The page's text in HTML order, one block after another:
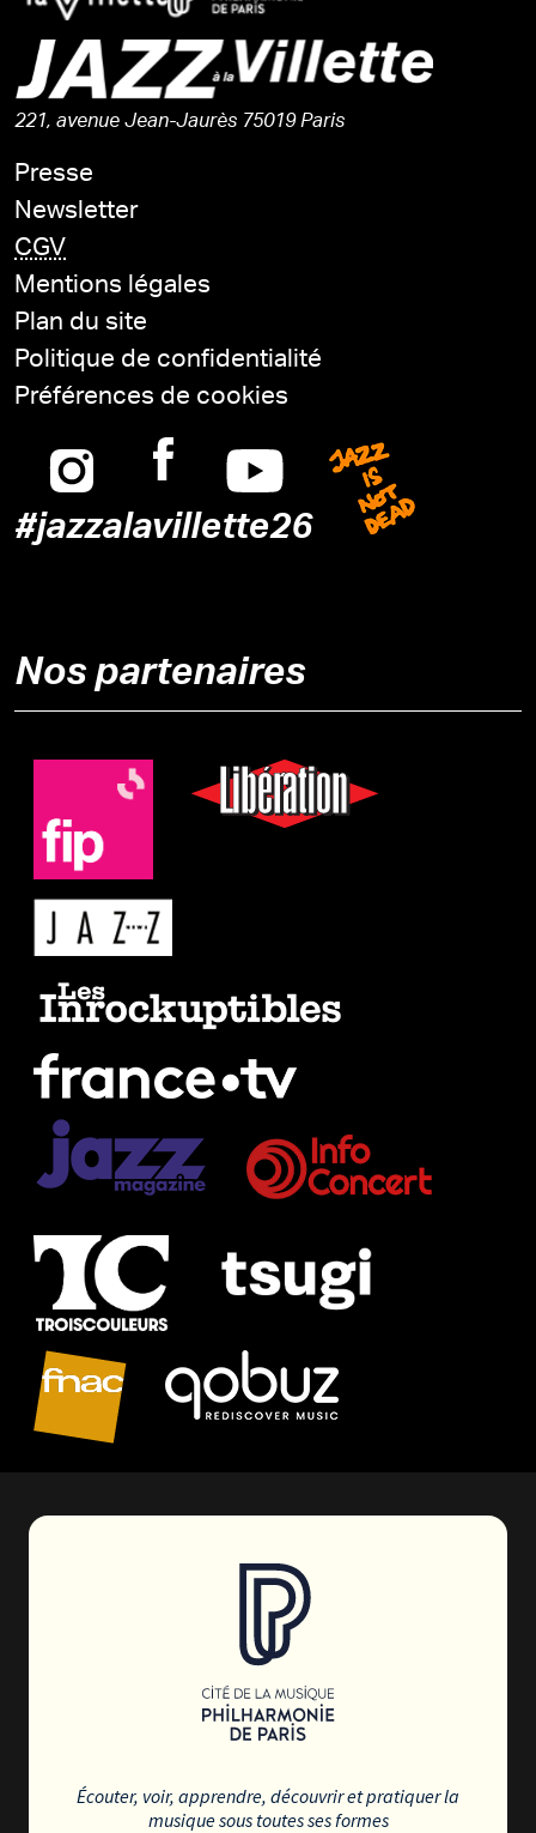
221, avenue Jean-Jaurès 75019 Paris
Presse
Newsletter
CGV
Mentions légales
Plan du site
Politique de confidentialité
Préférences de cookies
Instagram
FacebookYoutube
#jazzalavillette26
Jazz is
Nos partenaires